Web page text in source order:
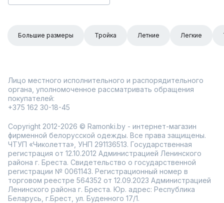
Большие размеры Тройка Летние Легкие
Лицо местного исполнительного и распорядительного
органа, уполномоченное рассматривать обращения
покупателей:
+375 162 30-18-45
Copyright 2012-2026 © Ramonki.by - интернет-магазин
фирменной белорусской одежды. Все права защищены.
ЧТУП «Чиколетта», УНП 291136513. Государственная
регистрация от 12.10.2012 Администрацией Ленинского
района г. Бреста. Свидетельство о государственной
регистрации № 0061143. Регистрационный номер в
торговом реестре 564352 от 12.09.2023 Администрацией
Ленинского района г. Бреста. Юр. адрес: Республика
Беларусь, г.Брест, ул. Буденного 17/1.